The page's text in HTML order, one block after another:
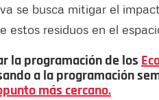
se busca mitigar el
estos residuos en el
la programación de los
a la programación
más cercano.